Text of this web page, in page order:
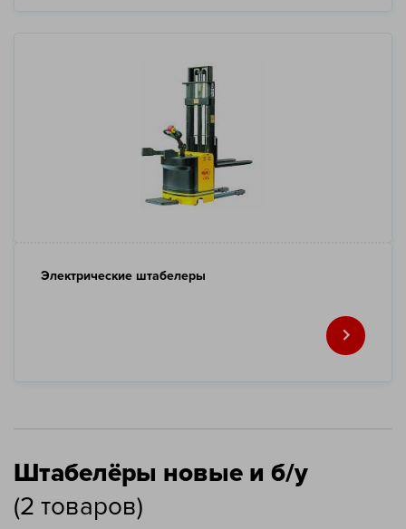
Электрические штабелеры
Штабелёры новые и б/у
(2 товаров)